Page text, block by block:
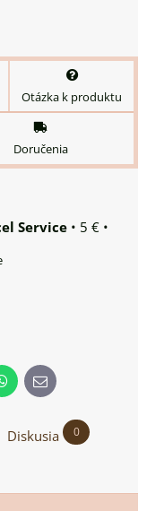
Otázka k produktu
Doručenia
Service • 5 € •
WhatsApp
E-
mail
Diskusia 0